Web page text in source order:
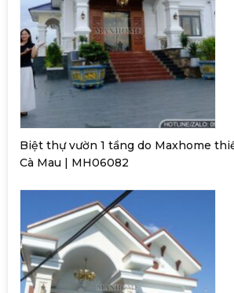
Biệt thự vườn 1 tầng do Maxhome
Cà Mau | MH06082